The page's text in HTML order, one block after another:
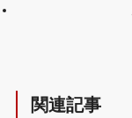
関連記事